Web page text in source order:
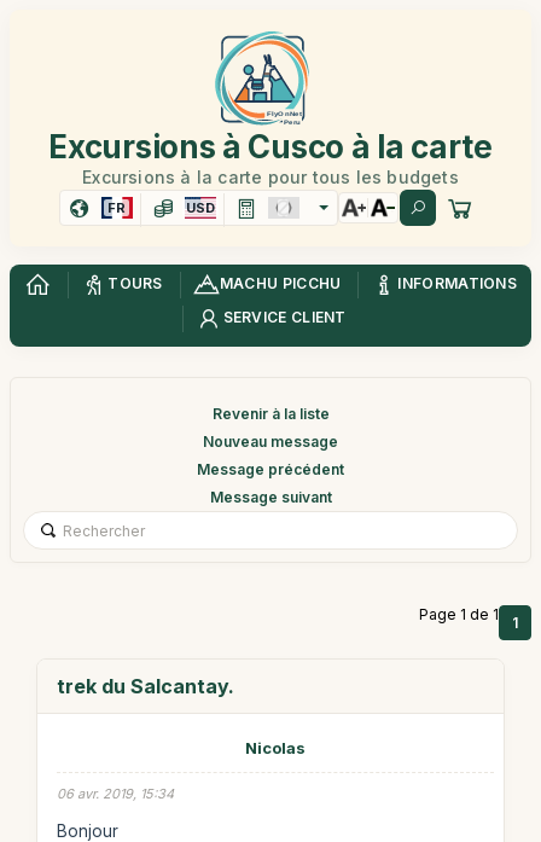
Excursions à Cusco à la carte
Excursions à la carte pour tous les budgets
FR USD
TOURS MACHU PICCHU
INFORMATIONS
SERVICE CLIENT
Revenir à la liste
Nouveau message
Message précédent
Message suivant
Page 1 de 1 1
trek du Salcantay.
Nicolas
06 avr. 2019, 15:34
Bonjour